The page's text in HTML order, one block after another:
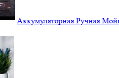
Аккумуляторная Ручная